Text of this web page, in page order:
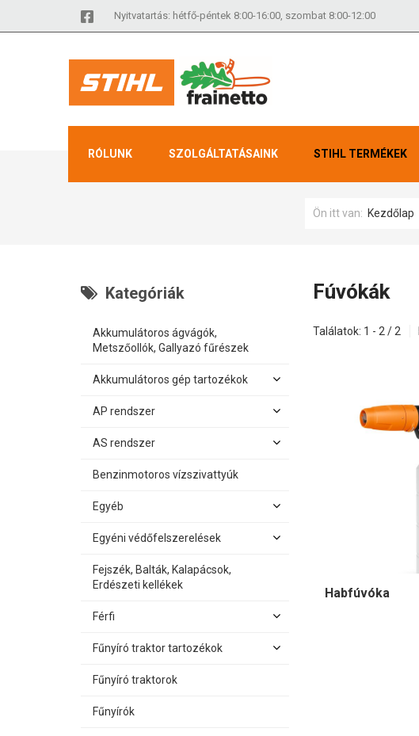
Nyitvatartás: hétfő-péntek 8:00-16:00, szombat 8:00-12:00
RÓLUNK SZOLGÁLTATÁSAINK STIHL TERMÉKEK
Ön itt van: Kezdőlap
Fúvókák
Találatok: 1 - 2 / 2
Habfúvóka
Kategóriák
Akkumulátoros ágvágók,
Metszőollók, Gallyazó fűrészek
Akkumulátoros gép tartozékok
AP rendszer
AS rendszer
Benzinmotoros vízszivattyúk
Egyéb
Egyéni védőfelszerelések
Fejszék, Balták, Kalapácsok,
Erdészeti kellékek
Férfi
Fűnyíró traktor tartozékok
Fűnyíró traktorok
Fűnyírók